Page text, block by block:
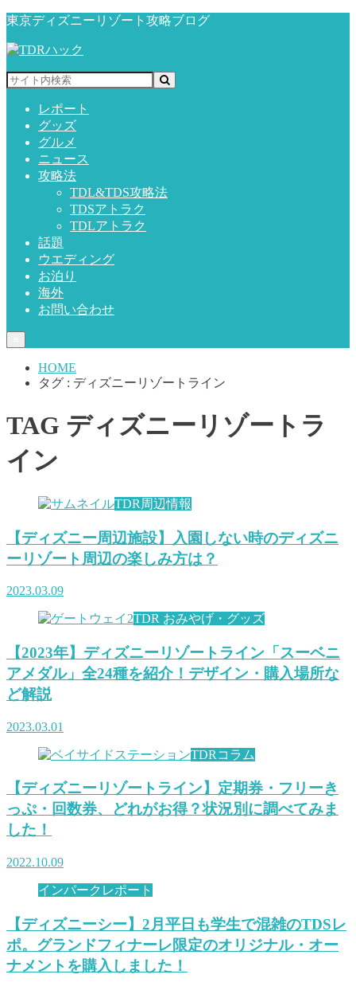
東京ディズニーリゾート攻略ブログ
レポート
グッズ
グルメ
ニュース
攻略法
TDL&TDS攻略法
TDSアトラク
TDLアトラク
話題
ウエディング
お泊り
海外
お問い合わせ
HOME
タグ : ディズニーリゾートライン
TAG ディズニーリゾートラ
イン
TDR周辺情報
【ディズニー周辺施設】入園しない時のディズニ
ーリゾート周辺の楽しみ方は？
2023.03.09
TDR おみやげ・グッズ
【2023年】ディズニーリゾートライン「スーベニ
アメダル」全24種を紹介！デザイン・購入場所な
ど解説
2023.03.01
TDRコラム
【ディズニーリゾートライン】定期券・フリーき
っぷ・回数券、どれがお得？状況別に調べてみま
した！
2022.10.09
インパークレポート
【ディズニーシー】2月平日も学生で混雑のTDSレ
ポ。グランドフィナーレ限定のオリジナル・オー
ナメントを購入しました！